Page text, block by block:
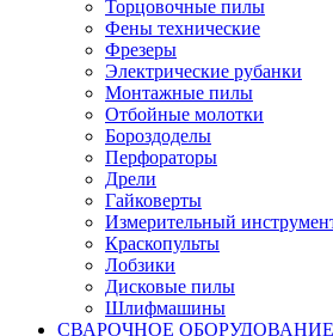
Торцовочные пилы
Фены технические
Фрезеры
Электрические рубанки
Монтажные пилы
Отбойные молотки
Бороздоделы
Перфораторы
Дрели
Гайковерты
Измерительный
Краскопульты
Лобзики
Дисковые пилы
Шлифмашины
СВАРОЧНОЕ ОБОРУДОВАНИЕ